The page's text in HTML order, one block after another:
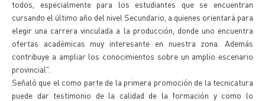
todos, especialmente para los estudiantes que se encuentran
cursando el último año del nivel Secundario, a quienes orientará para
elegir una carrera vinculada a la producción, donde uno encuentra
ofertas académicas muy interesante en nuestra zona. Además
contribuye a ampliar los conocimientos sobre un amplio escenario
provincial".
Señaló que el como parte de la primera promoción de la tecnicatura
puede dar testimonio de la calidad de la formación y como lo